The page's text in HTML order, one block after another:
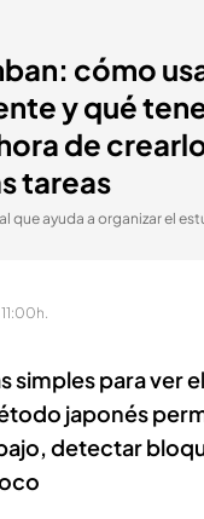
cómo
y qué
de
tareas
que ayuda a organizar el
simples para ver
japonés
detectar